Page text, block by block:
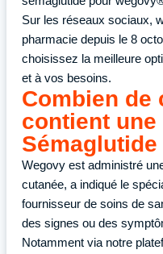
Sur les réseaux sociaux,
pharmacie depuis le 8
choisissez la meilleure
et à vos besoins.
Combien de
contient une
Sémaglutide
Wegovy est administré
cutanée, a indiqué le
fournisseur de soins de
des signes ou des
Notamment via notre